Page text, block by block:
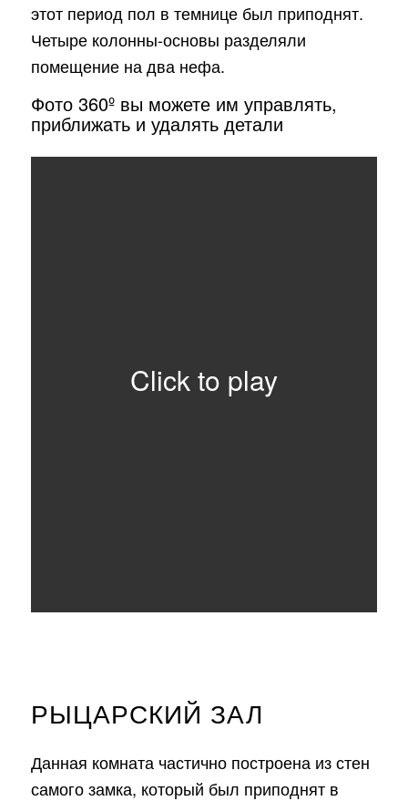
этот период пол в темнице был приподнят.
Четыре колонны-основы разделяли
помещение на два нефа.
Фото 360º вы можете им управлять,
приближать и удалять детали
Click to play
РЫЦАРСКИЙ ЗАЛ
Данная комната частично построена из стен
самого замка, который был приподнят в